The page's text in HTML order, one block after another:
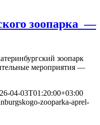
зоопарка —
зоопарк
мероприятия —
04-03T01:20:00+03:00
zooparka-aprel-